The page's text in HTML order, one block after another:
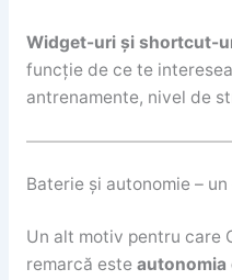
Widget-uri și shortcut-
funcție de ce te
antrenamente, nivel de
Baterie și autonomie –
Un alt motiv pentru care
remarcă este autonomia